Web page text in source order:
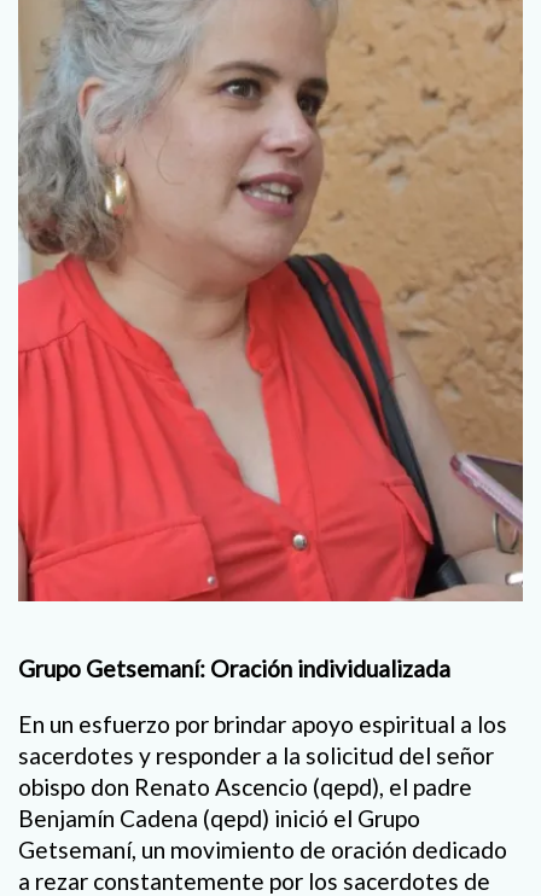
Grupo Getsemaní: Oración individualizada
En un esfuerzo por brindar apoyo espiritual a los
sacerdotes y responder a la solicitud del señor
obispo don Renato Ascencio (qepd), el padre
Benjamín Cadena (qepd) inició el Grupo
Getsemaní, un movimiento de oración dedicado
a rezar constantemente por los sacerdotes de